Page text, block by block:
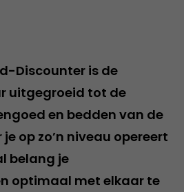
Discounter is de
uitgegroeid tot de
en bedden van de
je op zo’n niveau opereert
belang je
optimaal met elkaar te